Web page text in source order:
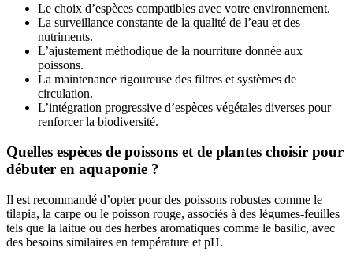
Le choix d’espèces compatibles avec votre environnement.
La surveillance constante de la qualité de l’eau et des
nutriments.
L’ajustement méthodique de la nourriture donnée aux
poissons.
La maintenance rigoureuse des filtres et systèmes de
circulation.
L’intégration progressive d’espèces végétales diverses pour
renforcer la biodiversité.
Quelles espèces de poissons et de plantes choisir pour
débuter en aquaponie ?
Il est recommandé d’opter pour des poissons robustes comme le
tilapia, la carpe ou le poisson rouge, associés à des légumes-feuilles
tels que la laitue ou des herbes aromatiques comme le basilic, avec
des besoins similaires en température et pH.